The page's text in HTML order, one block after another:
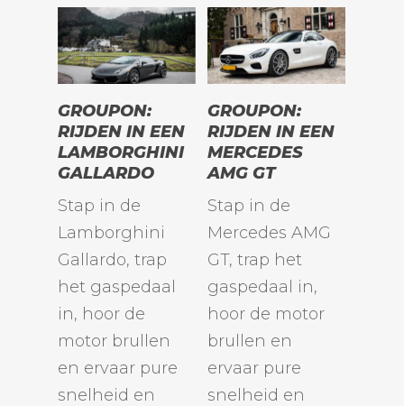
TOEVOEGEN
AAN
WINKELWAGEN
GROUPON:
RIJDEN IN EEN
LAMBORGHINI
GALLARDO
Stap in de
Lamborghini
Gallardo, trap
het gaspedaal
in, hoor de
motor brullen
en ervaar pure
snelheid en
TOEVOEGEN
AAN
WINKELWAGEN
GROUPON:
RIJDEN IN EEN
MERCEDES
AMG GT
Stap in de
Mercedes AMG
GT, trap het
gaspedaal in,
hoor de motor
brullen en
ervaar pure
snelheid en